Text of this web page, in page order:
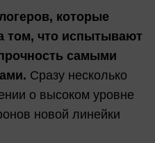
которые
том, что испытывают
самыми
Сразу несколько
о высоком уровне
новой линейки